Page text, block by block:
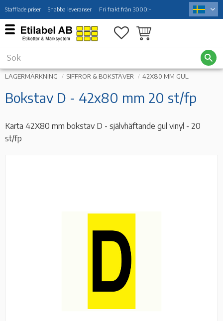
Meny
Stafflade priser Snabba leveranser Fri frakt från 3000:-
Favoriter
Kundvagn
LAGERMÄRKNING SIFFROR & BOKSTÄVER 42X80 MM GUL
Bokstav D - 42x80 mm 20 st/fp
Karta 42X80 mm bokstav D - självhäftande gul vinyl - 20
st/fp